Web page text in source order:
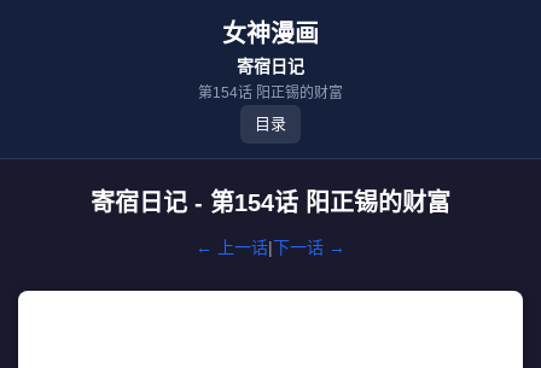
女神漫画
寄宿日记
第154话 阳正锡的财富
目录
寄宿日记 - 第154话 阳正锡的财富
← 上一话|下一话 →